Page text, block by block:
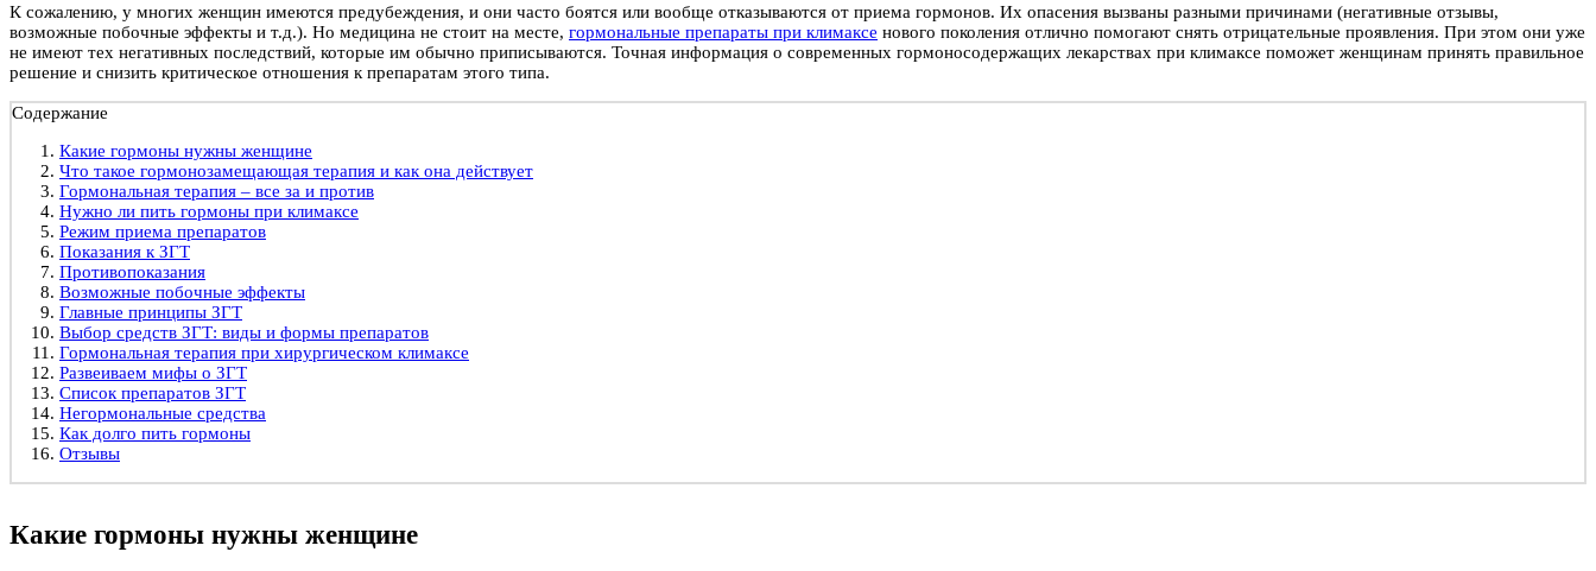
К сожалению, у многих женщин имеются предубеждения, и они часто боятся или вообще отказываются от приема гормонов. Их опасения вызваны разными причинами (негативные отзывы,
возможные побочные эффекты и т.д.). Но медицина не стоит на месте, гормональные препараты при климаксе нового поколения отлично помогают снять отрицательные проявления. При этом они уже
не имеют тех негативных последствий, которые им обычно приписываются. Точная информация о современных гормоносодержащих лекарствах при климаксе поможет женщинам принять правильное
решение и снизить критическое отношения к препаратам этого типа.
Содержание
Какие гормоны нужны женщине
Что такое гормонозамещающая терапия и как она действует
Гормональная терапия – все за и против
Нужно ли пить гормоны при климаксе
Режим приема препаратов
Показания к ЗГТ
Противопоказания
Возможные побочные эффекты
Главные принципы ЗГТ
Выбор средств ЗГТ: виды и формы препаратов
Гормональная терапия при хирургическом климаксе
Развеиваем мифы о ЗГТ
Список препаратов ЗГТ
Негормональные средства
Как долго пить гормоны
Отзывы
Какие гормоны нужны женщине